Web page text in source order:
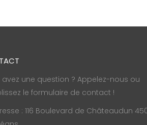
avez une question ? Appelez-nous ou
le formulaire de contact !
: 116 Boulevard de Châteaudun